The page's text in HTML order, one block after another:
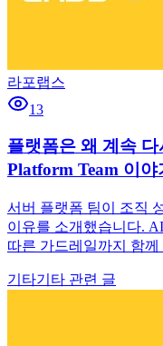
라포랩스
13
플랫폼은 왜 계속
Platform Team 이야
서버 플랫폼 팀이 조직
이유를 소개했습니다.
따른 가드레일까지 함
기타기타 관련 글